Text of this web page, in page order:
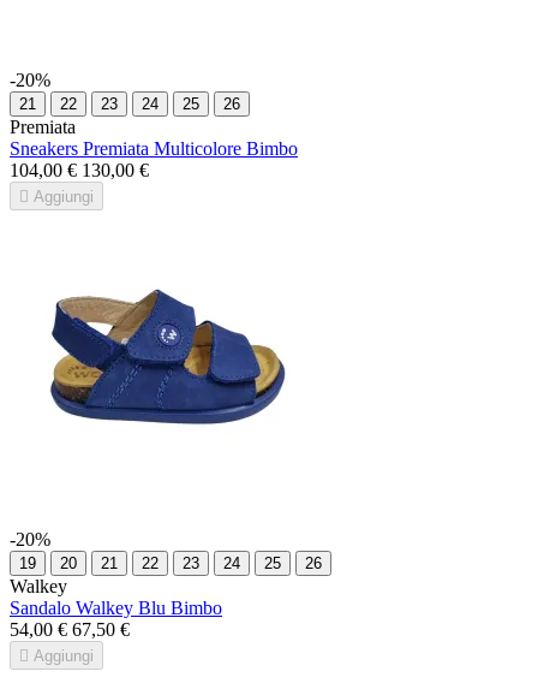
-20%
21 22 23 24 25 26
Premiata
Sneakers Premiata Multicolore Bimbo
104,00 € 130,00 €
 Aggiungi
-20%
19 20 21 22 23 24 25 26
Walkey
Sandalo Walkey Blu Bimbo
54,00 € 67,50 €
 Aggiungi